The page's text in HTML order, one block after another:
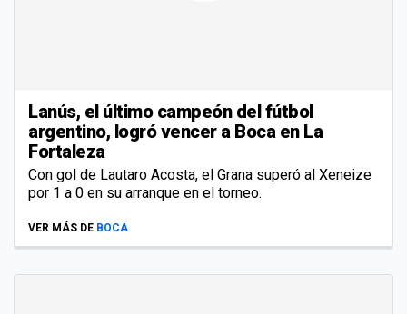
Lanús, el último campeón del fútbol
argentino, logró vencer a Boca en La
Fortaleza
Con gol de Lautaro Acosta, el Grana superó al Xeneize
por 1 a 0 en su arranque en el torneo.
VER MÁS DE BOCA